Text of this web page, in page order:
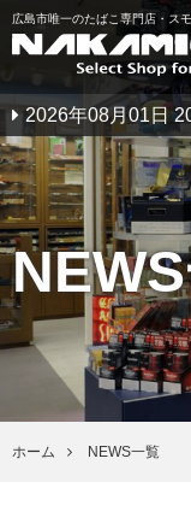
広島市唯一のたばこ専門店・ス
2026年08月01日
ホーム NEWS一覧